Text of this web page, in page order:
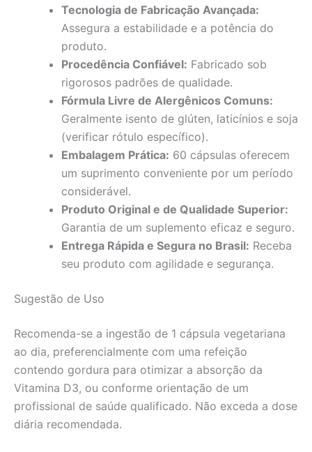
Tecnologia de Fabricação Avançada:
Assegura a estabilidade e a potência do
produto.
Procedência Confiável: Fabricado sob
rigorosos padrões de qualidade.
Fórmula Livre de Alergênicos Comuns:
Geralmente isento de glúten, laticínios e soja
(verificar rótulo específico).
Embalagem Prática: 60 cápsulas oferecem
um suprimento conveniente por um período
considerável.
Produto Original e de Qualidade Superior:
Garantia de um suplemento eficaz e seguro.
Entrega Rápida e Segura no Brasil: Receba
seu produto com agilidade e segurança.
Sugestão de Uso
Recomenda-se a ingestão de 1 cápsula vegetariana
ao dia, preferencialmente com uma refeição
contendo gordura para otimizar a absorção da
Vitamina D3, ou conforme orientação de um
profissional de saúde qualificado. Não exceda a dose
diária recomendada.